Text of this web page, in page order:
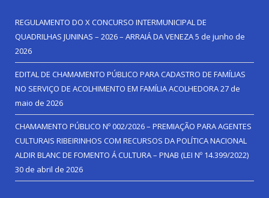
REGULAMENTO DO X CONCURSO INTERMUNICIPAL DE
QUADRILHAS JUNINAS – 2026 – ARRAIÁ DA VENEZA5 de junho de
2026
EDITAL DE CHAMAMENTO PÚBLICO PARA CADASTRO DE FAMÍLIAS
NO SERVIÇO DE ACOLHIMENTO EM FAMÍLIA ACOLHEDORA27 de
maio de 2026
CHAMAMENTO PÚBLICO Nº 002/2026 – PREMIAÇÃO PARA AGENTES
CULTURAIS RIBEIRINHOS COM RECURSOS DA POLÍTICA NACIONAL
ALDIR BLANC DE FOMENTO Á CULTURA – PNAB (LEI Nº 14.399/2022)
30 de abril de 2026